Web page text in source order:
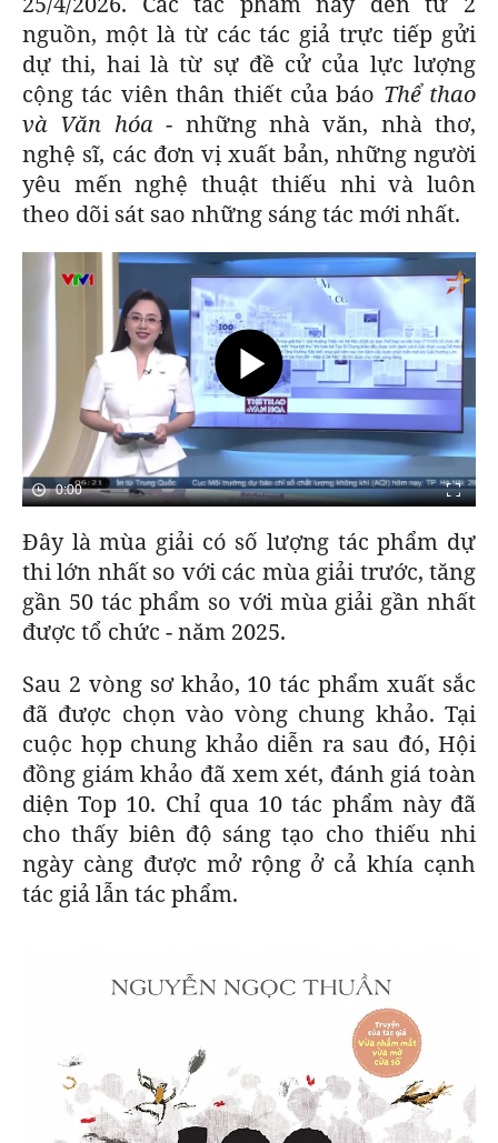
nguồn, một là từ các tác giả trực tiếp gửi
dự thi, hai là từ sự đề cử của lực lượng
cộng tác viên thân thiết của báo Thể thao
và Văn hóa- những nhà văn, nhà thơ,
nghệ sĩ, các đơn vị xuất bản, những người
yêu mến nghệ thuật thiếu nhi và luôn
theo dõi sát sao những sáng tác mới nhất.
0:00
Đây là mùa giải có số lượng tác phẩm dự
thi lớn nhất so với các mùa giải trước, tăng
gần 50 tác phẩm so với mùa giải gần nhất
được tổ chức - năm 2025.
Sau 2 vòng sơ khảo, 10 tác phẩm xuất sắc
đã được chọn vào vòng chung khảo. Tại
cuộc họp chung khảo diễn ra sau đó, Hội
đồng giám khảo đã xem xét, đánh giá toàn
diện Top 10. Chỉ qua 10 tác phẩm này đã
cho thấy biên độ sáng tạo cho thiếu nhi
ngày càng được mở rộng ở cả khía cạnh
tác giả lẫn tác phẩm.